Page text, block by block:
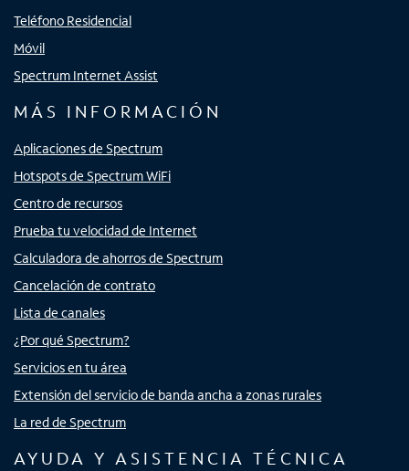
Teléfono Residencial
Móvil
Spectrum Internet Assist
MÁS INFORMACIÓN
Aplicaciones de Spectrum
Hotspots de Spectrum WiFi
Centro de recursos
Prueba tu velocidad de Internet
Calculadora de ahorros de Spectrum
Cancelación de contrato
Lista de canales
¿Por qué Spectrum?
Servicios en tu área
Extensión del servicio de banda ancha a zonas rurales
La red de Spectrum
AYUDA Y ASISTENCIA TÉCNICA